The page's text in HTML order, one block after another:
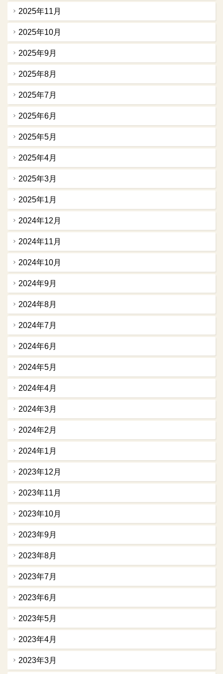
2025年11月
2025年10月
2025年9月
2025年8月
2025年7月
2025年6月
2025年5月
2025年4月
2025年3月
2025年1月
2024年12月
2024年11月
2024年10月
2024年9月
2024年8月
2024年7月
2024年6月
2024年5月
2024年4月
2024年3月
2024年2月
2024年1月
2023年12月
2023年11月
2023年10月
2023年9月
2023年8月
2023年7月
2023年6月
2023年5月
2023年4月
2023年3月